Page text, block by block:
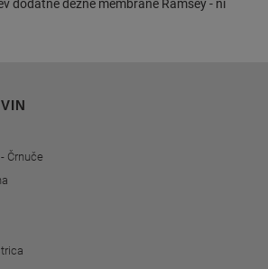
dodatne dežne membrane Ramsey - ni
Črnuče